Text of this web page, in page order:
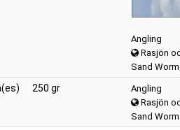
Angling
Rasjön
Sand
250 gr
Angling
Rasjön
Sand